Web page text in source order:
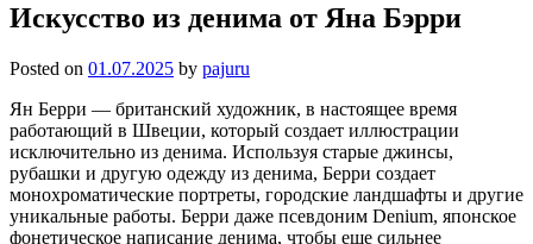
Искусство из денима от Яна Бэрри
Posted on 01.07.2025 by pajuru
Ян Берри — британский художник, в настоящее время
работающий в Швеции, который создает иллюстрации
исключительно из денима. Используя старые джинсы,
рубашки и другую одежду из денима, Берри создает
монохроматические портреты, городские ландшафты и другие
уникальные работы. Берри даже псевдоним Denium, японское
фонетическое написание денима, чтобы еще сильнее